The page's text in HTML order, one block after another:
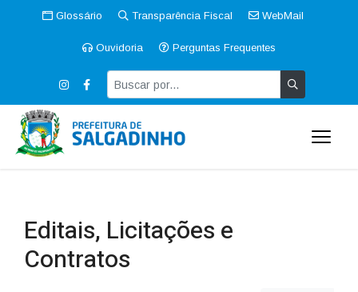
Glossário Transparência Fiscal WebMail
Ouvidoria Perguntas Frequentes
Editais, Licitações e
Contratos